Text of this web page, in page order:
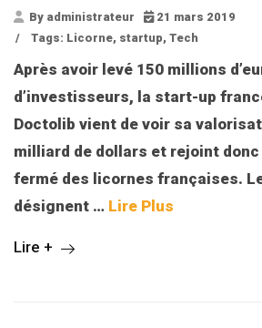
By administrateur
21 mars 2019
/
Tags: Licorne, startup, Tech
Après avoir levé 150 millions
d’investisseurs, la start-up
Doctolib vient de voir sa
milliard de dollars et rejoint
fermé des licornes françaises.
désignent … Lire Plus
Lire +